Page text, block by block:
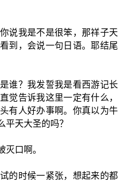
说我是不是很笨，那祥子天
到，会说一句日语。耶结尾
谁？我发誓我是看西游记长
觉告诉我这里一定有什么，
有人好办事啊。你真以为牛
天大圣的吗？
口啊。
的时候一紧张，想起来的都